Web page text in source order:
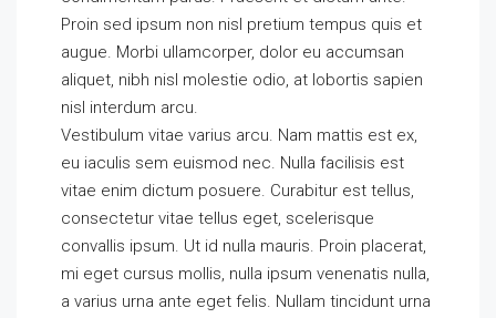
Proin sed ipsum non nisl pretium tempus quis et
augue. Morbi ullamcorper, dolor eu accumsan
aliquet, nibh nisl molestie odio, at lobortis sapien
nisl interdum arcu.
Vestibulum vitae varius arcu. Nam mattis est ex,
eu iaculis sem euismod nec. Nulla facilisis est
vitae enim dictum posuere. Curabitur est tellus,
consectetur vitae tellus eget, scelerisque
convallis ipsum. Ut id nulla mauris. Proin placerat,
mi eget cursus mollis, nulla ipsum venenatis nulla,
a varius urna ante eget felis. Nullam tincidunt urna